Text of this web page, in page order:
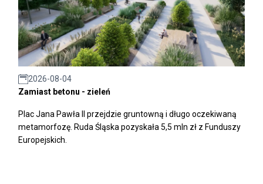
2026-08-04
Zamiast betonu - zieleń
Plac Jana Pawła II przejdzie gruntowną i długo oczekiwaną
metamorfozę. Ruda Śląska pozyskała 5,5 mln zł z Funduszy
Europejskich.